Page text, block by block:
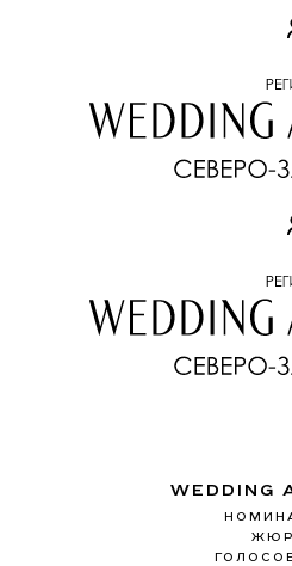
WEDDING